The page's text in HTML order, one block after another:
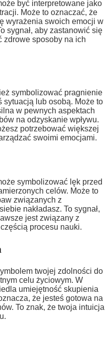
być interpretowane jako
Może to oznaczać, że
wyrażenia swoich emocji w
sygnał, aby zastanowić się
zdrowe sposoby na ich
symbolizować pragnienie
sytuacją lub osobą. Może to
w pewnych aspektach
na odzyskanie wpływu.
potrzebować większej
swoimi emocjami.
symbolizować lęk przed
celów. Może to
związanych z
nakładasz. To sygnał,
jest związany z
procesu nauki.
twojej zdolności do
celu życiowym. W
umiejętność skupienia
że jesteś gotowa na
To znak, że twoja intuicja